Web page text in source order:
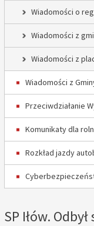
Wiadomości o
Wiadomości z
Wiadomości z
Wiadomości z
Przeciwdziałanie
Komunikaty dla
Rozkład jazdy
SP Iłów.